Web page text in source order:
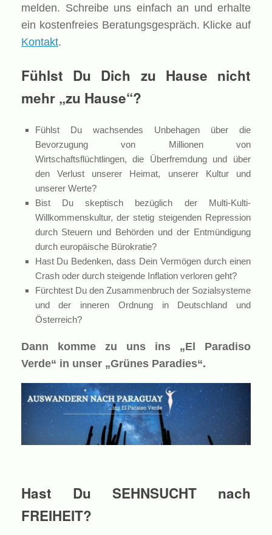
melden. Schreibe uns einfach an und erhalte
ein kostenfreies Beratungsgespräch. Klicke auf
Kontakt.
Fühlst Du Dich zu Hause nicht
mehr „zu Hause“?
Fühlst Du wachsendes Unbehagen über die
Bevorzugung von Millionen von
Wirtschaftsflüchtlingen, die Überfremdung und über
den Verlust unserer Heimat, unserer Kultur und
unserer Werte?
Bist Du skeptisch bezüglich der Multi-Kulti-
Willkommenskultur, der stetig steigenden Repression
durch Steuern und Behörden und der Entmündigung
durch europäische Bürokratie?
Hast Du Bedenken, dass Dein Vermögen durch einen
Crash oder durch steigende Inflation verloren geht?
Fürchtest Du den Zusammenbruch der Sozialsysteme
und der inneren Ordnung in Deutschland und
Österreich?
Dann komme zu uns ins „El Paradiso
Verde“ in unser „Grünes Paradies“.
Hast Du SEHNSUCHT nach
FREIHEIT?